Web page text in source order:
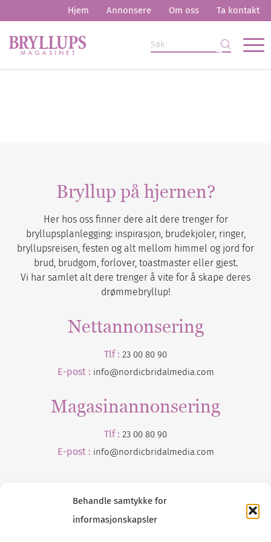
Behandle samtykke for
informasjonskapsler
Hjem Annonsere Om oss Ta kontakt
Bryllup på hjernen?
Her hos oss finner dere alt dere trenger for
bryllupsplanlegging: inspirasjon, brudekjoler, ringer,
bryllupsreisen, festen og alt mellom himmel og jord for
brud, brudgom, forlover, toastmaster eller gjest.
Vi har samlet alt dere trenger å vite for å skape deres
drømmebryllup!
Nettannonsering
Tlf : 23 00 80 90
E-post : info@nordicbridalmedia.com
Magasinannonsering
Tlf : 23 00 80 90
E-post : info@nordicbridalmedia.com